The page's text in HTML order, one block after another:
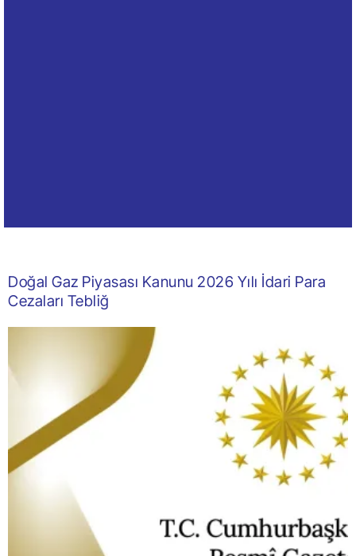
Doğal Gaz Piyasası Kanunu 2026 Yılı İdari Para
Cezaları Tebliğ